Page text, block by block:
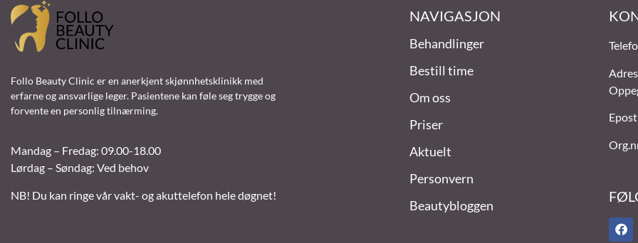
Follo Beauty Clinic er en anerkjent skjønnhetsklinikk med
erfarne og ansvarlige leger. Pasientene kan føle seg trygge og
forvente en personlig tilnærming.
Mandag – Fredag: 09.00-18.00
Lørdag – Søndag: Ved behov
NB! Du kan ringe vår vakt- og akuttelefon hele døgnet!
NAVIGASJON
Behandlinger
Bestill time
Om oss
Priser
Aktuelt
Personvern
Beautybloggen